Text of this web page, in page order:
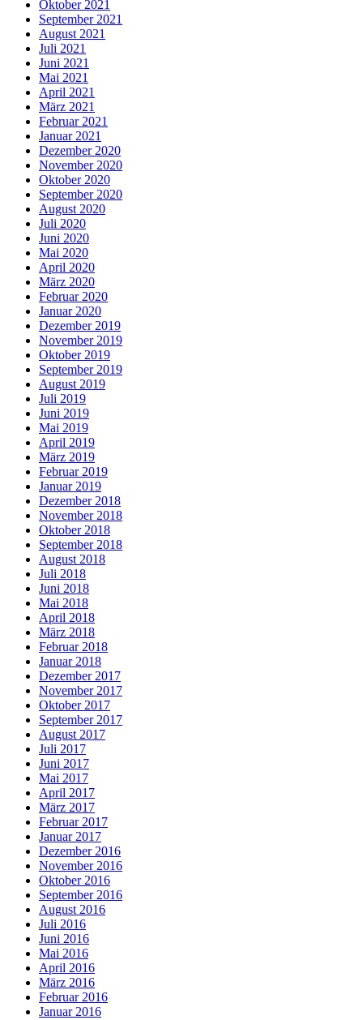
Oktober 2021
September 2021
August 2021
Juli 2021
Juni 2021
Mai 2021
April 2021
März 2021
Februar 2021
Januar 2021
Dezember 2020
November 2020
Oktober 2020
September 2020
August 2020
Juli 2020
Juni 2020
Mai 2020
April 2020
März 2020
Februar 2020
Januar 2020
Dezember 2019
November 2019
Oktober 2019
September 2019
August 2019
Juli 2019
Juni 2019
Mai 2019
April 2019
März 2019
Februar 2019
Januar 2019
Dezember 2018
November 2018
Oktober 2018
September 2018
August 2018
Juli 2018
Juni 2018
Mai 2018
April 2018
März 2018
Februar 2018
Januar 2018
Dezember 2017
November 2017
Oktober 2017
September 2017
August 2017
Juli 2017
Juni 2017
Mai 2017
April 2017
März 2017
Februar 2017
Januar 2017
Dezember 2016
November 2016
Oktober 2016
September 2016
August 2016
Juli 2016
Juni 2016
Mai 2016
April 2016
März 2016
Februar 2016
Januar 2016